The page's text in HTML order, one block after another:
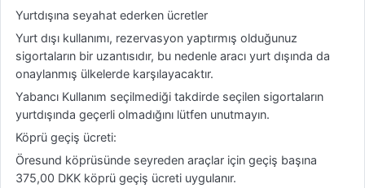
Yurtdışına seyahat ederken ücretler
Yurt dışı kullanımı, rezervasyon yaptırmış olduğunuz
sigortaların bir uzantısıdır, bu nedenle aracı yurt dışında da
onaylanmış ülkelerde karşılayacaktır.
Yabancı Kullanım seçilmediği takdirde seçilen sigortaların
yurtdışında geçerli olmadığını lütfen unutmayın.
Köprü geçiş ücreti:
Öresund köprüsünde seyreden araçlar için geçiş başına
375,00 DKK köprü geçiş ücreti uygulanır.